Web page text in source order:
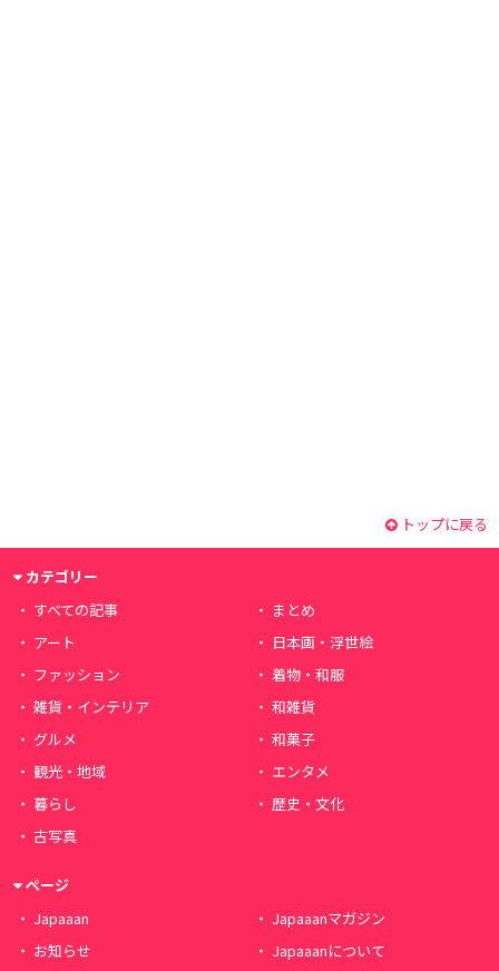
トップに戻る
カテゴリー
すべての記事
まとめ
アート
日本画・浮世絵
ファッション
着物・和服
雑貨・インテリア
和雑貨
グルメ
和菓子
観光・地域
エンタメ
暮らし
歴史・文化
古写真
ページ
Japaaan
Japaaanマガジン
お知らせ
Japaaanについて